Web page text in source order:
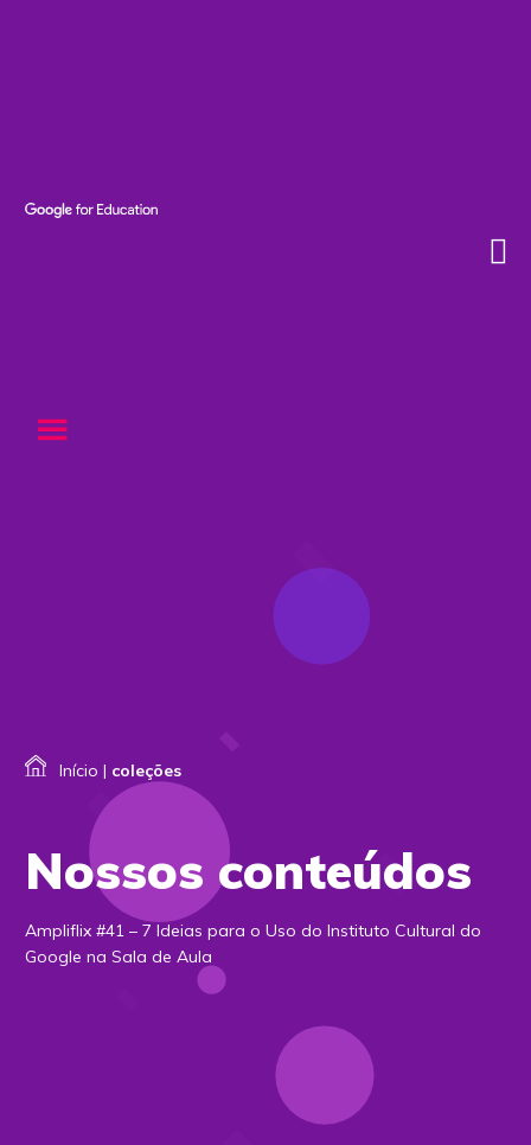
Início | coleções
Nossos conteúdos
Ampliflix #41 – 7 Ideias para o Uso do Instituto Cultural do
Google na Sala de Aula